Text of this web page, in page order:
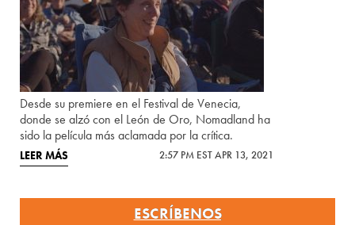
Desde su premiere en el Festival de Venecia,
donde se alzó con el León de Oro, Nomadland ha
sido la película más aclamada por la crítica.
LEER MÁS 2:57 PM EST APR 13, 2021
ESCRÍBENOS